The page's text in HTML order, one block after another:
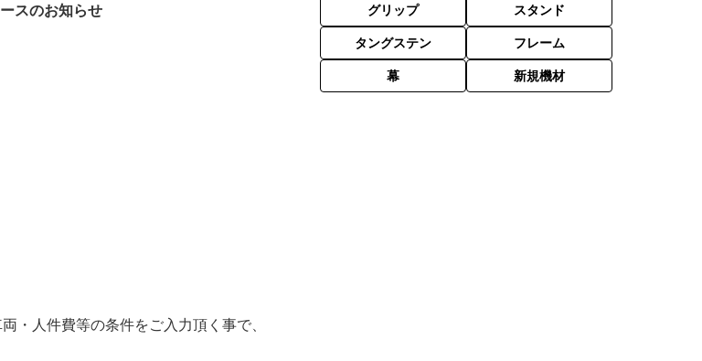
スのお知らせ
・人件費等の条件をご入力頂く事で、
グリップ スタンド
タングステン フレーム
幕 新規機材